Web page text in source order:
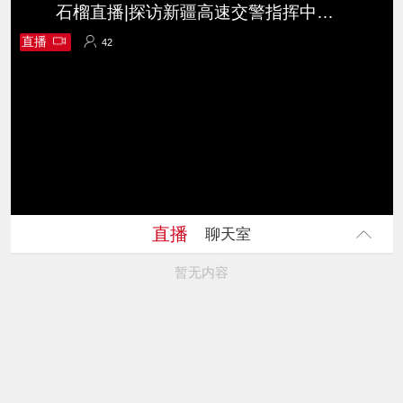
直播 42
石榴直播|探访新疆高速交警指挥中心 看“智慧大脑”如何调度风雪路
直播 聊天室
暂无内容